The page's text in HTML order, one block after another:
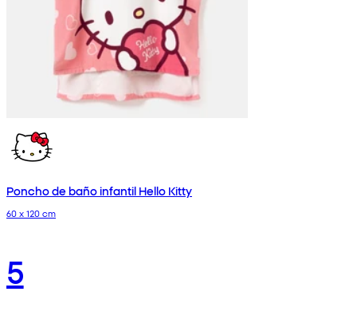
Poncho de baño infantil Hello Kitty
60 x 120 cm
5